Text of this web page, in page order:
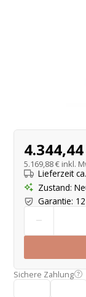
5.169,88 € inkl.
Lieferzeit
Zustand:
Garantie:
-
Sichere Zahlung